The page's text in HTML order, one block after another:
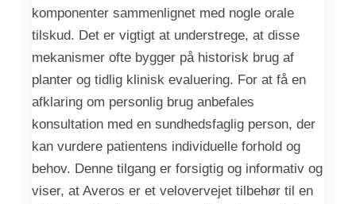
komponenter sammenlignet med nogle orale
tilskud. Det er vigtigt at understrege, at disse
mekanismer ofte bygger på historisk brug af
planter og tidlig klinisk evaluering. For at få en
afklaring om personlig brug anbefales
konsultation med en sundhedsfaglig person, der
kan vurdere patientens individuelle forhold og
behov. Denne tilgang er forsigtig og informativ og
viser, at Averos er et velovervejet tilbehør til en